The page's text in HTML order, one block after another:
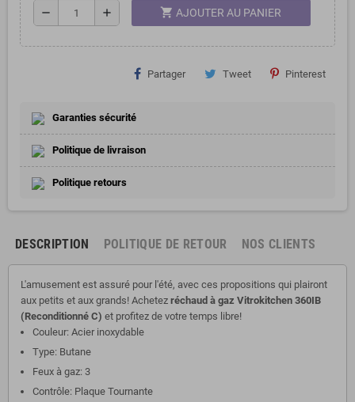
remove add shopping_cart AJOUTER AU PANIER
Partager Tweet Pinterest
Garanties sécurité
Politique de livraison
Politique retours
DESCRIPTION POLITIQUE DE RETOUR NOS CLIENTS
L'amusement est assuré pour l'été, avec ces propositions qui plairont
aux petits et aux grands! Achetez réchaud à gaz Vitrokitchen ‎360IB
(Reconditionné C) et profitez de votre temps libre!
Couleur: Acier inoxydable
Type: Butane
Feux à gaz: 3
Contrôle: Plaque Tournante